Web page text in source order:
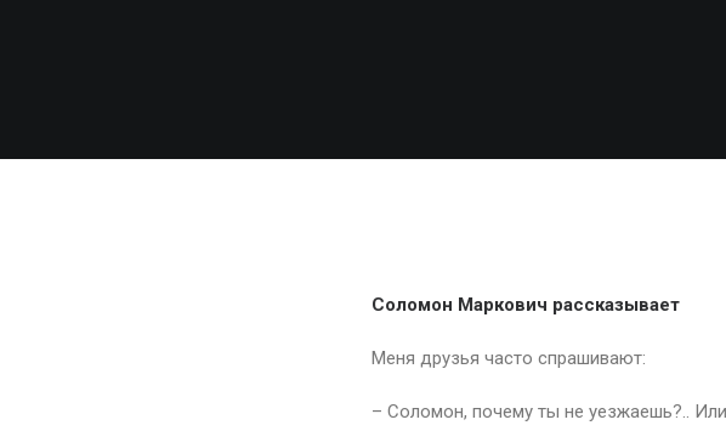
Соломон Маркович рассказывает
Меня друзья часто спрашивают:
– Соломон, почему ты не уезжаешь?..